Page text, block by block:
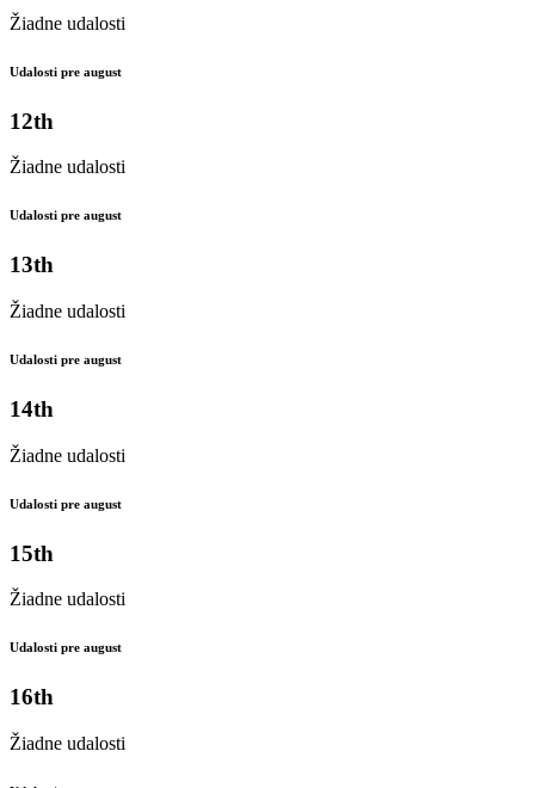
Žiadne udalosti
Udalosti pre august
12th
Žiadne udalosti
Udalosti pre august
13th
Žiadne udalosti
Udalosti pre august
14th
Žiadne udalosti
Udalosti pre august
15th
Žiadne udalosti
Udalosti pre august
16th
Žiadne udalosti